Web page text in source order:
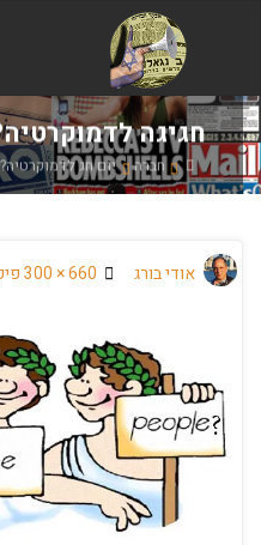
של
אודי
בורג
חגיגה
ביתחברה יום חג
אודי בורג
גודל660 × 300